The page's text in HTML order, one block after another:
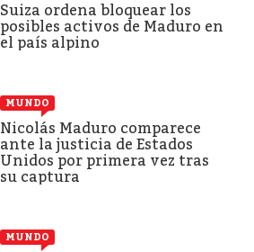
Suiza ordena bloquear los
posibles activos de Maduro en
el país alpino
MUNDO
Nicolás Maduro comparece
ante la justicia de Estados
Unidos por primera vez tras
su captura
MUNDO